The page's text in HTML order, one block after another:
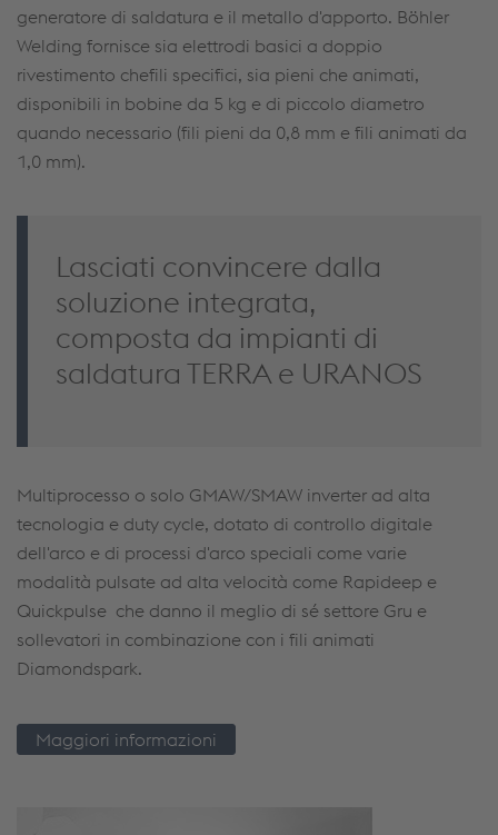
generatore di saldatura e il metallo d'apporto. Böhler
Welding fornisce sia elettrodi basici a doppio
rivestimento chefili specifici, sia pieni che animati,
disponibili in bobine da 5 kg e di piccolo diametro
quando necessario (fili pieni da 0,8 mm e fili animati da
1,0 mm).
Lasciati convincere dalla
soluzione integrata,
composta da impianti di
saldatura TERRA e URANOS
Multiprocesso o solo GMAW/SMAW inverter ad alta
tecnologia e duty cycle, dotato di controllo digitale
dell'arco e di processi d'arco speciali come varie
modalità pulsate ad alta velocità come Rapideep e
Quickpulse che danno il meglio di sé settore Gru e
sollevatori in combinazione con i fili animati
Diamondspark.
Maggiori informazioni